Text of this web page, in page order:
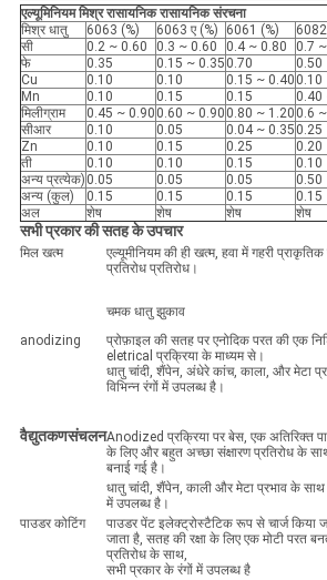
एल्यूमिनियम मिश्र रासायनिक रासायनिक संरचना
मिश्र धातु
6063 (%) 6063 ए (%) 6061 (%)
सी
0.2 ~ 0.60 0.3 ~ 0.60 0.4 ~ 0.80
0.7
फे
0.35 0.15 ~ 0.35 0.70
0.50
Cu
0.10 0.10 0.15 ~ 0.40 0.10
Mn
0.10 0.15 0.15
0.40
मिलीग्राम
0.45 ~ 0.90 0.60 ~ 0.90 0.80 ~ 1.20 0.6
सीआर
0.10 0.05 0.04 ~ 0.35 0.25
Zn
0.10 0.15 0.25
0.20
ती
0.10 0.10 0.15
0.10
अन्य प्रत्येक) 0.05 0.05 0.05
0.50
अन्य (कुल)
0.15 0.15 0.15
0.15
अल
शेष शेष शेष शेष
सभी प्रकार की सतह के उपचार
मिल खत्म
एल्यूमीनियम की ही खत्म, हवा में गहरी
प्रतिरोध प्रतिरोध।
चमक धातु झुकाव
anodizing
प्रोफ़ाइल की सतह पर एनोदिक परत की एक
eletrical प्रक्रिया के माध्यम से।
धातु चांदी, शैंपेन, अंधेरे कांच, काला, और मेटा
विभिन्न रंगों में उपलब्ध है।
वैद्युतकणसंचलनAnodized प्रक्रिया पर बेस, एक अतिरिक्त
के लिए और बहुत अच्छा संक्षारण प्रतिरोध के
बनाई गई है।
धातु चांदी, शैंपेन, काली और मेटा प्रभाव के साथ
में उपलब्ध है।
पाउडर कोटिंग
पाउडर पेंट इलेक्ट्रोस्टैटिक रूप से चार्ज किया
जाता है, सतह की रक्षा के लिए एक मोटी परत
प्रतिरोध के साथ,
सभी प्रकार के रंगों में उपलब्ध है